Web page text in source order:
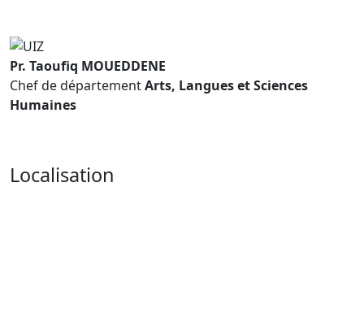
Pr. Taoufiq MOUEDDENE
Chef de départementArts, Langues et Sciences
Humaines
Localisation